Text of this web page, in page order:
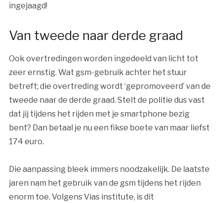
ingejaagd!
Van tweede naar derde graad
Ook overtredingen worden ingedeeld van licht tot
zeer ernstig. Wat gsm-gebruik achter het stuur
betreft; die overtreding wordt ‘gepromoveerd’ van de
tweede naar de derde graad. Stelt de politie dus vast
dat jij tijdens het rijden met je smartphone bezig
bent? Dan betaal je nu een fikse boete van maar liefst
174 euro.
Die aanpassing bleek immers noodzakelijk. De laatste
jaren nam het gebruik van de gsm tijdens het rijden
enorm toe. Volgens Vias institute, is dit